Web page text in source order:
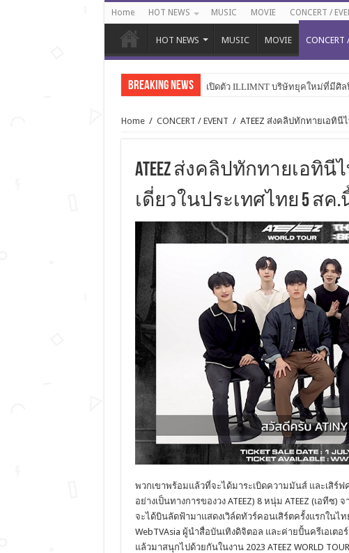
Home HOT NEWS MUSIC MOVIE CONCERT /
HOT NEWS MUSIC MOVIE CONCERT
Breaking News เปิดตัว ILLIMNT บริษัทยุคใหม่ที่มีศิล
Home / CONCERT / EVENT / ATEEZ ส่งคลิปทักทายเอทินี
ATEEZ ส่งคลิปทักทายเอทิ
เดี่ยวในประเทศไทย 5 สค.
พวกเขาพร้อมแล้วที่จะได้มาระเบิดความมันส์ และเสิร์ฟ
อย่างเป็นทางการของวง ATEEZ) 8 หนุ่ม ATEEZ (เอทีซ)
จะได้บินลัดฟ้ามาแสดงเวิล์ดทัวร์คอนเสิร์ตครั้งแรกในไท
WebTVAsia ผู้นำสื่อบันเทิงดิจิตอล และค่ายปั้นครีเอเต
แล้วมาสนุกไปด้วยกันในงาน 2023 ATEEZ WORLD TOUR